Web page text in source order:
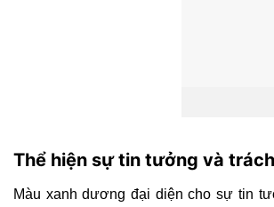
Thể hiện sự tin tưởng và
Màu xanh dương đại diện cho sự tin